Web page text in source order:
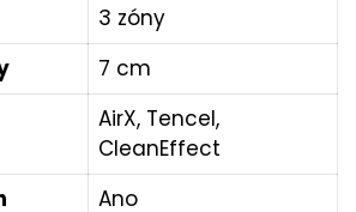
3 zóny
7 cm
AirX, Tencel,
CleanEffect
Ano